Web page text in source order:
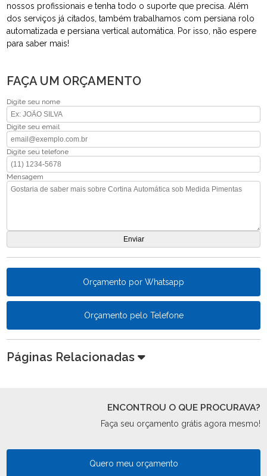
nossos profissionais e tenha todo o suporte que precisa. Além
dos serviços já citados, também trabalhamos com persiana rolo
automatizada e persiana vertical automática. Por isso, não espere
para saber mais!
FAÇA UM ORÇAMENTO
Digite seu nome
Digite seu email
Digite seu telefone
Mensagem
Orçamento por Whatsapp
Orçamento pelo Telefone
Páginas Relacionadas
ENCONTROU O QUE PROCURAVA?
Faça seu orçamento grátis agora mesmo!
Quero meu orçamento